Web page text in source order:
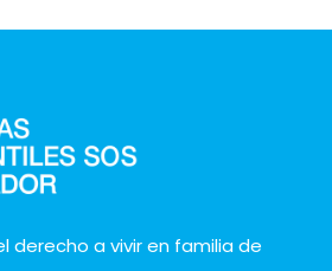
derecho a vivir en familia de